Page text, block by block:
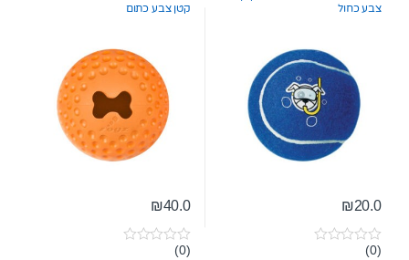
צבע כחול
₪20.0
0(0)
קטן צבע כתום
₪40.0
0(0)